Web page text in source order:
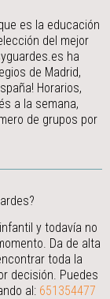
es la educación
del mejor
ha
de Madrid,
Horarios,
a la semana,
de grupos por
y todavía no
Da de alta
toda la
decisión. Puedes
al: 651354477